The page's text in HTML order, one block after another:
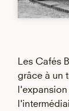
Les Cafés
grâce à un